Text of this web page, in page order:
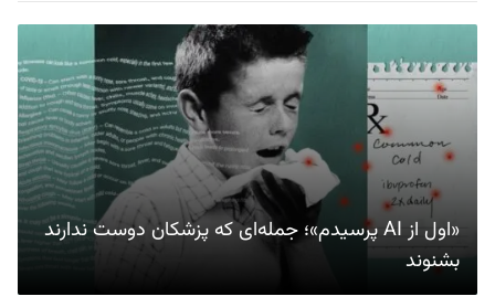
«اول از AI پرسیدم»؛ جمله‌ای که پزشکان دوست ندارند
بشنوند